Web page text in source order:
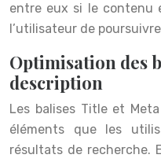
entre eux si le contenu
l’utilisateur de
Optimisation des
description
Les balises Title et
éléments que les
résultats de recherche.